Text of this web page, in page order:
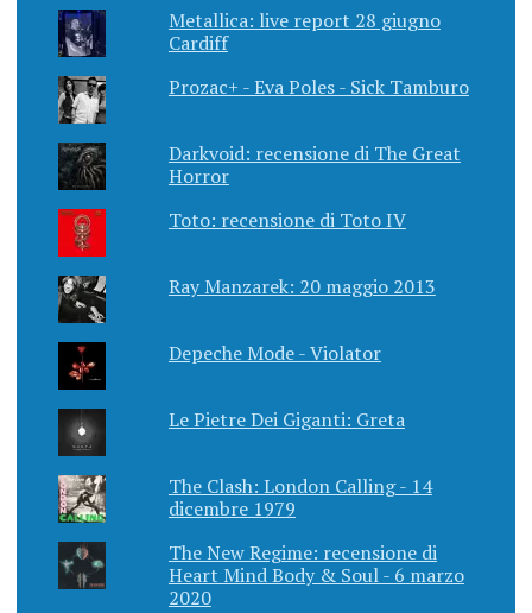
Metallica: live report 28 giugno
Cardiff
Prozac+ - Eva Poles - Sick Tamburo
Darkvoid: recensione di The Great
Horror
Toto: recensione di Toto IV
Ray Manzarek: 20 maggio 2013
Depeche Mode - Violator
Le Pietre Dei Giganti: Greta
The Clash: London Calling - 14
dicembre 1979
The New Regime: recensione di
Heart Mind Body & Soul - 6 marzo
2020